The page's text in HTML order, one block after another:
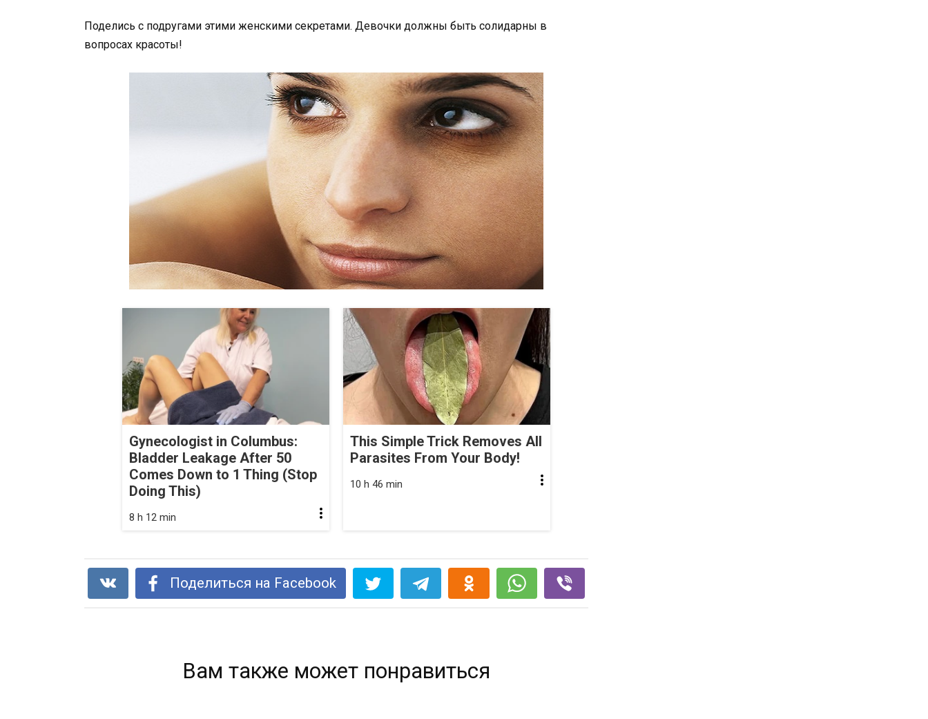
Поделись с подругами этими женскими секретами. Девочки должны быть солидарны в
вопросах красоты!
Gynecologist in Columbus:
Bladder Leakage After 50
Comes Down to 1 Thing (Stop
Doing This)
8 h 12 min
This Simple Trick Removes All
Parasites From Your Body!
10 h 46 min
Поделиться на Facebook
Вам также может понравиться